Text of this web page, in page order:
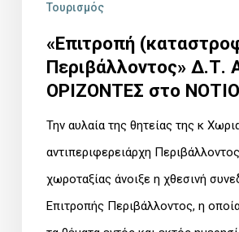
Τουρισμός
«Επιτροπή
Περιβάλλοντος» Δ.Τ.
ΟΡΙΖΟΝΤΕΣ στο ΝΟΤΙΟ
Την αυλαία της θητείας της κ
αντιπεριφερειάρχη
χωροταξίας άνοιξε η χθεσινή
Επιτροπής Περιβάλλοντος, η